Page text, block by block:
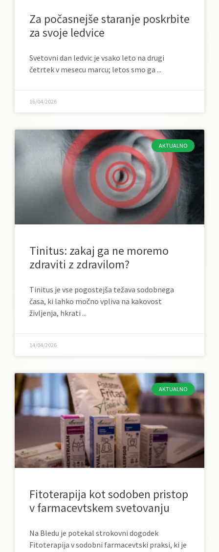
Za počasnejše staranje poskrbite
za svoje ledvice
Svetovni dan ledvic je vsako leto na drugi
četrtek v mesecu marcu; letos smo ga
16/04/2026
AKTUALNO
Tinitus: zakaj ga ne moremo
zdraviti z zdravilom?
Tinitus je vse pogostejša težava sodobnega
časa, ki lahko močno vpliva na kakovost
življenja, hkrati
14/04/2026
AKTUALNO
Fitoterapija kot sodoben pristop
v farmacevtskem svetovanju
Na Bledu je potekal strokovni dogodek
Fitoterapija v sodobni farmacevtski praksi, ki je